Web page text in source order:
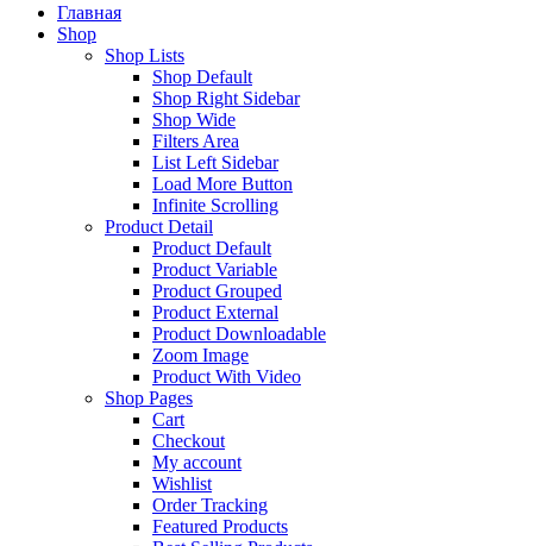
Главная
Shop
Shop Lists
Shop Default
Shop Right Sidebar
Shop Wide
Filters Area
List Left Sidebar
Load More Button
Infinite Scrolling
Product Detail
Product Default
Product Variable
Product Grouped
Product External
Product Downloadable
Zoom Image
Product With Video
Shop Pages
Cart
Checkout
My account
Wishlist
Order Tracking
Featured Products